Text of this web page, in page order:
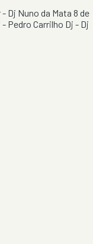
Dj Nuno da Mata 8 de
Pedro Carrilho Dj - Dj